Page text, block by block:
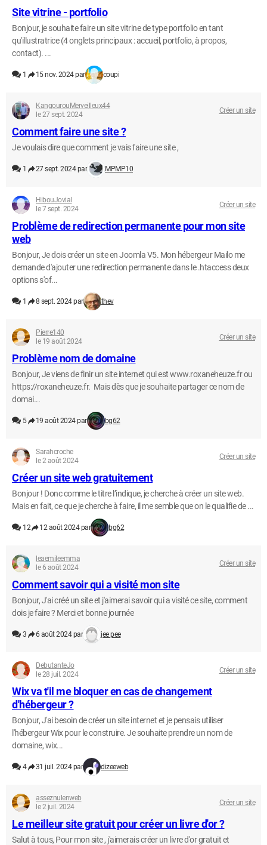
Site vitrine - portfolio
Bonjour, je souhaite faire un site vitrine de type portfolio en tant
qu'illustratrice (4 onglets principaux : accueil, portfolio, à propos,
contact). ...
1 15 nov. 2024 par coupi
KangourouMerveilleux44
le 27 sept. 2024
Créer un site
Comment faire une site ?
Je voulais dire que comment je vais faire une site ,
1 27 sept. 2024 par MPMP10
HibouJovial
le 7 sept. 2024
Créer un site
Problème de redirection permanente pour mon site
web
Bonjour, Je dois créer un site en Joomla V5. Mon hébergeur Mailo me
demande d'ajouter une redirection permanente dans le .htaccess deux
options s'of...
1 8 sept. 2024 par thev
Pierre140
le 19 août 2024
Créer un site
Problème nom de domaine
Bonjour, Je viens de finir un site internet qui est www.roxaneheuze.fr ou
https://roxaneheuze.fr. Mais dès que je souhaite partager ce nom de
domai...
5 19 août 2024 par bg62
Sarahcroche
le 2 août 2024
Créer un site
Créer un site web gratuitement
Bonjour ! Donc comme le titre l’indique, je cherche à créer un site web.
Mais en fait, ce que je cherche à faire, il me semble que on le qualifie de ...
12 12 août 2024 par bg62
leaemileemma
le 6 août 2024
Créer un site
Comment savoir qui a visité mon site
Bonjour, J'ai créé un site et j'aimerai savoir qui a visité ce site, comment
dois je faire ? Merci et bonne journée
3 6 août 2024 par jee pee
DebutanteJo
le 28 juil. 2024
Créer un site
Wix va t'il me bloquer en cas de changement
d'hébergeur ?
Bonjour, J'ai besoin de créer un site internet et je pensais utiliser
l'hébergeur Wix pour le construire. Je souhaite prendre un nom de
domaine, wix...
4 31 juil. 2024 par dizeeweb
asseznulenweb
le 2 juil. 2024
Créer un site
Le meilleur site gratuit pour créer un livre d'or ?
Salut à tous, Pour mon site , j'aimerais créer un livre d'or gratuit et